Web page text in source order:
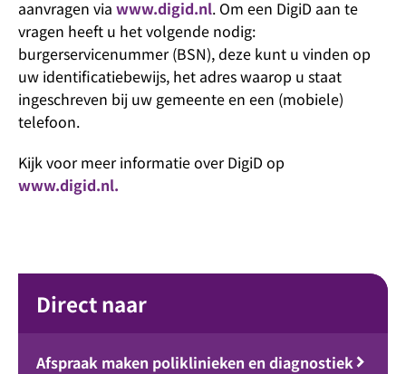
aanvragen via www.digid.nl. Om een DigiD aan te
vragen heeft u het volgende nodig:
burgerservicenummer (BSN), deze kunt u vinden op
uw identificatiebewijs, het adres waarop u staat
ingeschreven bij uw gemeente en een (mobiele)
telefoon.
Kijk voor meer informatie over DigiD op
www.digid.nl.
Direct naar
Afspraak maken poliklinieken en diagnostiek